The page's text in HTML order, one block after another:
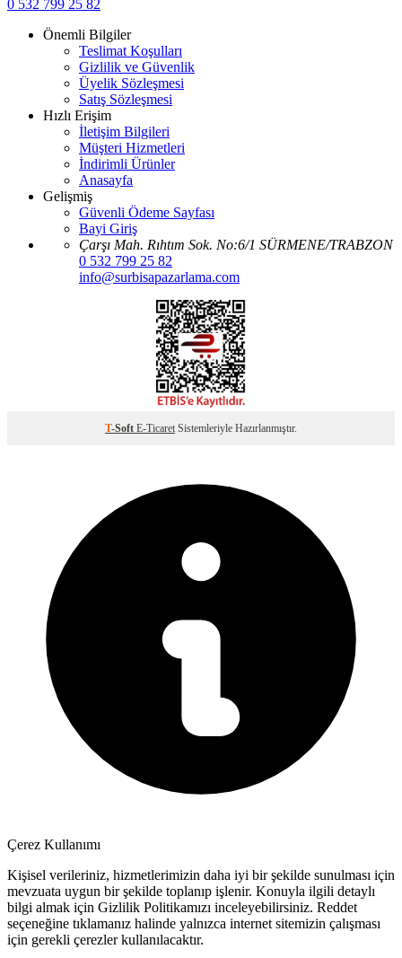
0 532 799 25 82
Önemli Bilgiler
Teslimat Koşulları
Gizlilik ve Güvenlik
Üyelik Sözleşmesi
Satış Sözleşmesi
Hızlı Erişim
İletişim Bilgileri
Müşteri Hizmetleri
İndirimli Ürünler
Anasayfa
Gelişmiş
Güvenli Ödeme Sayfası
Bayi Giriş
Çarşı Mah. Rıhtım Sok. No:6/1 SÜRMENE/TRABZON
0 532 799 25 82
info@surbisapazarlama.com
T-Soft E-Ticaret Sistemleriyle Hazırlanmıştır.
Çerez Kullanımı
Kişisel verileriniz, hizmetlerimizin daha iyi bir şekilde sunulması için
mevzuata uygun bir şekilde toplanıp işlenir. Konuyla ilgili detaylı
bilgi almak için Gizlilik Politikamızı inceleyebilirsiniz. Reddet
seçeneğine tıklamanız halinde yalnızca internet sitemizin çalışması
için gerekli çerezler kullanılacaktır.